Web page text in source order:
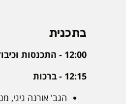
בתכנית
12:00 - התכנסות וכיבוד קל
12:15 - ברכות
הגב' אורנה גיגי,